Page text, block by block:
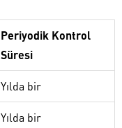
Periyodik Kontrol
Süresi
Yılda bir
Yılda bir